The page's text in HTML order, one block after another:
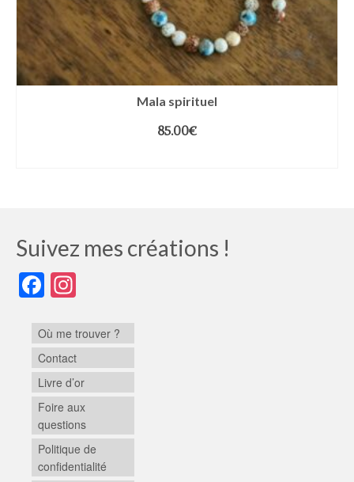
Mala spirituel
85.00€
Suivez mes créations !
Facebook
Où me trouver ?
Contact
Livre d’or
Foire aux
questions
Politique de
confidentialité